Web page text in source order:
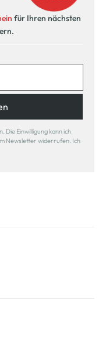
für Ihren nächsten
Die Einwilligung kann ich
Newsletter widerrufen. Ich